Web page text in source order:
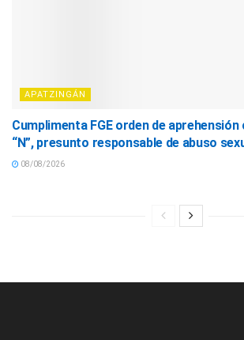
APATZINGÁN
Cumplimenta FGE orden de
“N”, presunto responsable de abuso
08/08/2026